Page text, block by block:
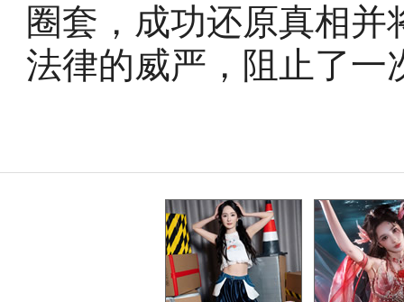
圈套，成功还原真相
法律的威严，阻止了一